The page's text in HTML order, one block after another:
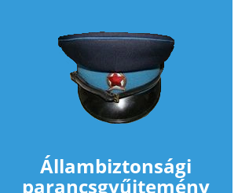
Állambiztonsági
parancsgyűjtemény